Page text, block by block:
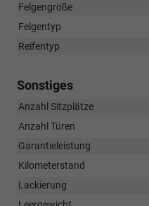
Felgengröße
Felgentyp
Reifentyp
Sonstiges
Anzahl Sitzplätze
Anzahl Türen
Garantieleistung
Kilometerstand
Lackierung